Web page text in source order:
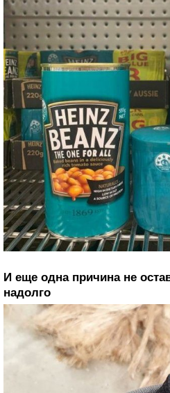
И еще одна причина не
надолго